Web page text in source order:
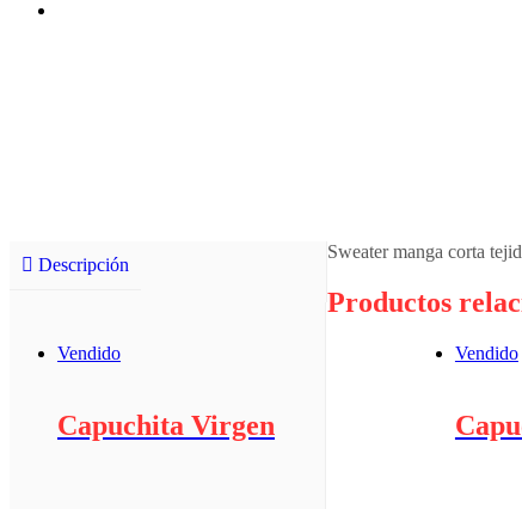
Descripción
Sweater manga corta
Productos
Vendido
Capuchita Virgen
Vendido